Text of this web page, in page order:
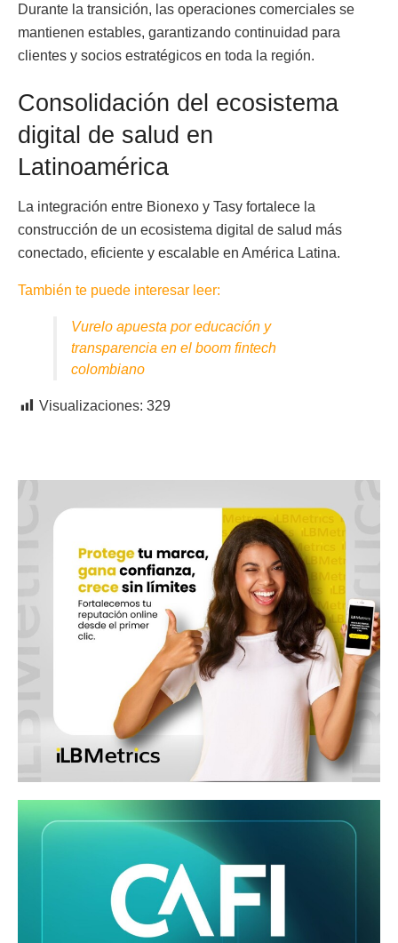
Durante la transición, las operaciones comerciales se
mantienen estables, garantizando continuidad para
clientes y socios estratégicos en toda la región.
Consolidación del ecosistema
digital de salud en
Latinoamérica
La integración entre Bionexo y Tasy fortalece la
construcción de un ecosistema digital de salud más
conectado, eficiente y escalable en América Latina.
También te puede interesar leer:
Vurelo apuesta por educación y
transparencia en el boom fintech
colombiano
Visualizaciones: 329